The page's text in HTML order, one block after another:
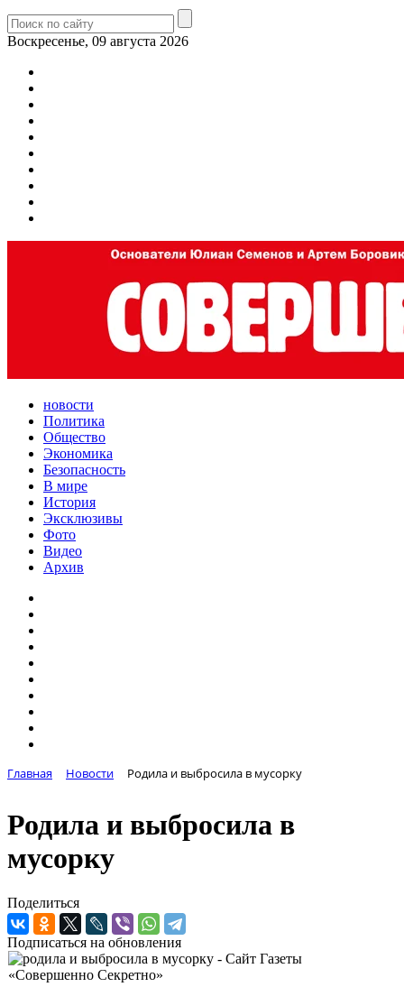
Воскресенье, 09 августа 2026
новости
Политика
Общество
Экономика
Безопасность
В мире
История
Эксклюзивы
Фото
Видео
Архив
Главная Новости Родила и выбросила в мусорку
Родила и выбросила в
мусорку
Поделиться
Подписаться на обновления